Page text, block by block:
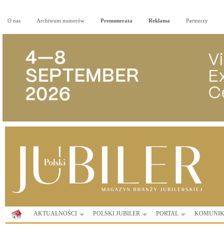
O nas Archiwum numerów Prenumerata Reklama Partnerzy
AKTUALNOŚCI POLSKI JUBILER PORTAL